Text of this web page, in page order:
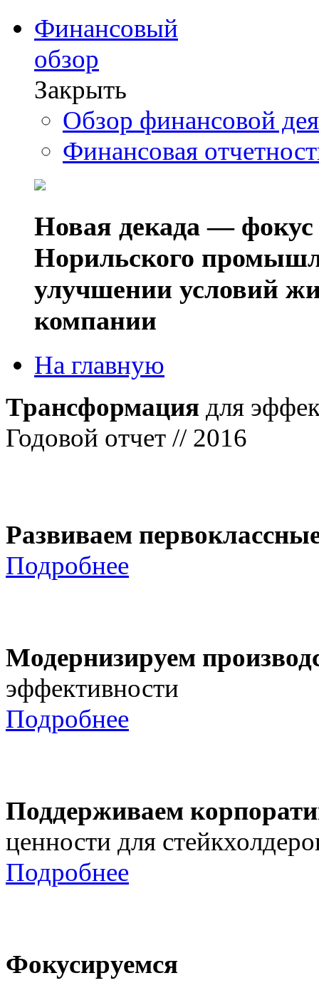
Финансовый
обзор
Закрыть
Обзор финансовой
Финансовая
Новая декада — фокус
Норильского
улучшении условий
компании
На главную
Трансформация для
Годовой отчет // 2016
Развиваем
Подробнее
Модернизируем
эффективности
Подробнее
Поддерживаем
ценности для
Подробнее
Фокусируемся